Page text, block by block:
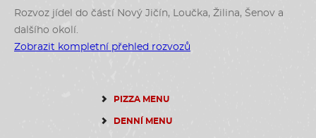
Rozvoz jídel do částí Nový Jičín, Loučka, Žilina, Šenov a
dalšího okolí.
Zobrazit kompletní přehled rozvozů
PIZZA MENU
DENNÍ MENU